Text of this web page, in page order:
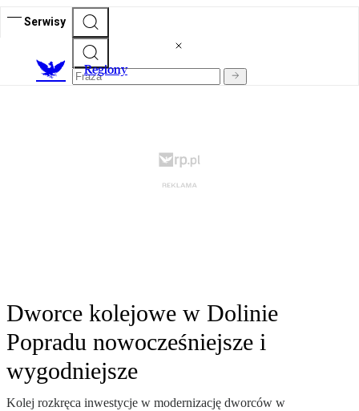
Serwisy
Regiony
Dworce kolejowe w Dolinie
Popradu nowocześniejsze i
wygodniejsze
Kolej rozkręca inwestycje w modernizację dworców w